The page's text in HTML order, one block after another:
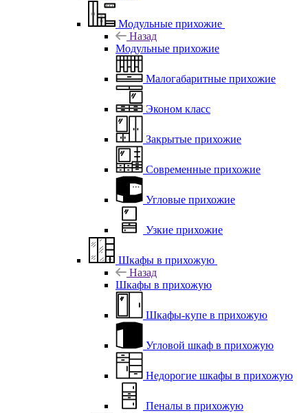
Модульные прихожие
Назад
Модульные прихожие
Малогабаритные прихожие
Эконом класс
Закрытые прихожие
Современные прихожие
Угловые прихожие
Узкие прихожие
Шкафы в прихожую
Назад
Шкафы в прихожую
Шкафы-купе в прихожую
Угловой шкаф в прихожую
Недорогие шкафы в прихожую
Пеналы в прихожую